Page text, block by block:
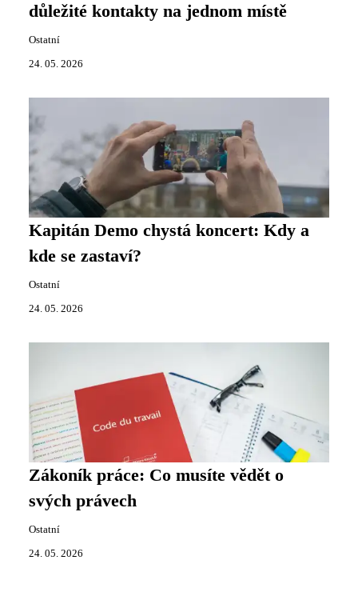
důležité kontakty na jednom místě
Ostatní
24. 05. 2026
Kapitán Demo chystá koncert: Kdy a
kde se zastaví?
Ostatní
24. 05. 2026
Zákoník práce: Co musíte vědět o
svých právech
Ostatní
24. 05. 2026